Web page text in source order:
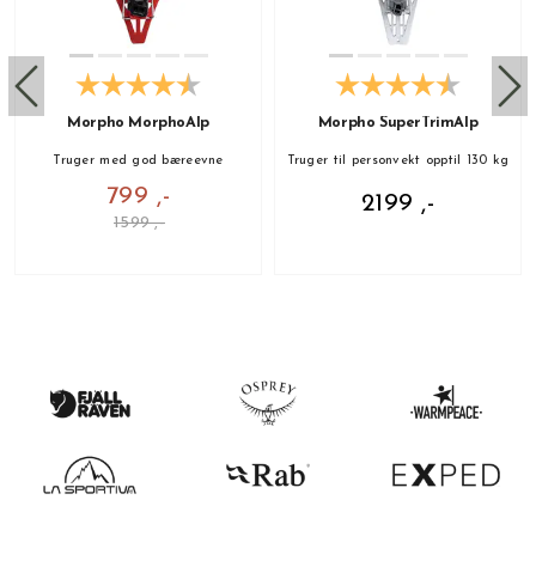
Morpho MorphoAlp
Truger med god bæreevne
799 ,-
1599 ,-
Morpho SuperTrimAlp
Truger til personvekt opptil 130 kg
2199 ,-